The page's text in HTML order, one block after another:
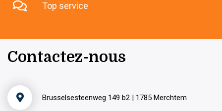
Top service
Contactez-nous
Brusselsesteenweg 149 b2 | 1785 Merchtem